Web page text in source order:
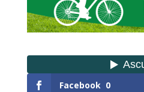
Facebook 0